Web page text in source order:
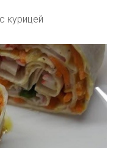
курицей